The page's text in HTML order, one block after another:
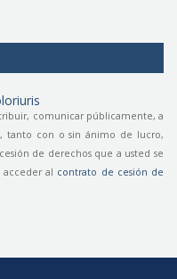
comunicar públicamente, a
tanto con o sin ánimo de lucro,
de derechos que a usted se
al contrato de cesión de